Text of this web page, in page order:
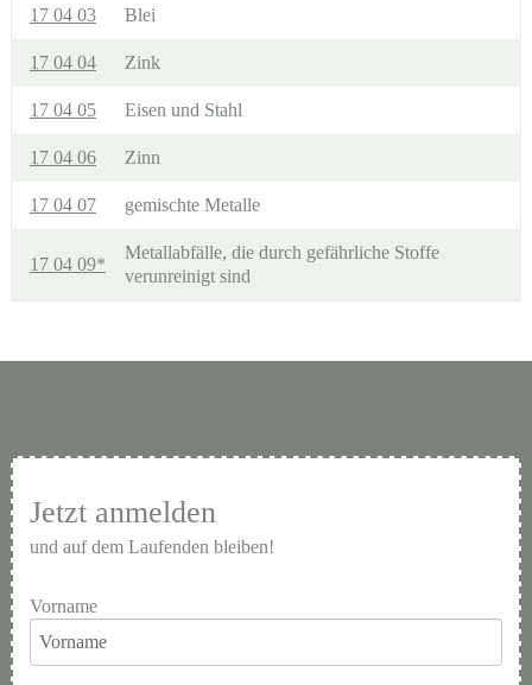
17 04 03 Blei
17 04 04 Zink
17 04 05 Eisen und Stahl
17 04 06 Zinn
17 04 07 gemischte Metalle
17 04 09*
Metallabfälle, die durch gefährliche Stoffe
verunreinigt sind
Jetzt anmelden
und auf dem Laufenden bleiben!
Vorname